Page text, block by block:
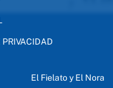
El Fielato y El Nora